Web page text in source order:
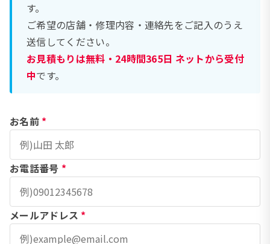
す。
ご希望の店舗・修理内容・連絡先をご記入のうえ
送信してください。
お見積もりは無料・24時間365日 ネットから受付
中です。
お名前 *
お電話番号 *
メールアドレス *